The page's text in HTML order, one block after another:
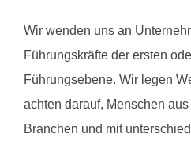
Wir wenden uns an
Führungskräfte der ersten
Führungsebene. Wir legen
achten darauf, Menschen
Branchen und mit